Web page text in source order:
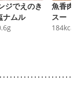
ジでえのき
ナムル
g
魚香肉
スー
184kcal